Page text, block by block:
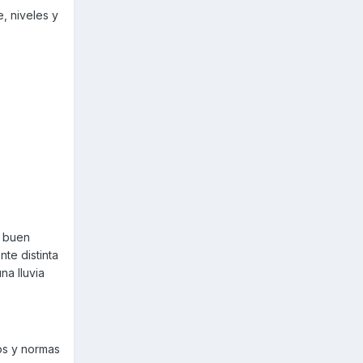
niveles y
distinta
lluvia
y normas